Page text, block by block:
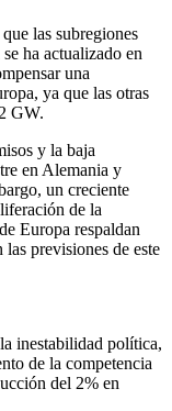
las subregiones
ha actualizado en
una
ya que las otras
GW.
y la baja
en Alemania y
un creciente
de la
Europa respaldan
previsiones de este
inestabilidad política,
de la competencia
del 2% en